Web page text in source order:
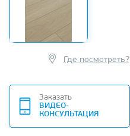
Где посмотреть?
Заказать
ВИДЕО-
КОНСУЛЬТАЦИЯ